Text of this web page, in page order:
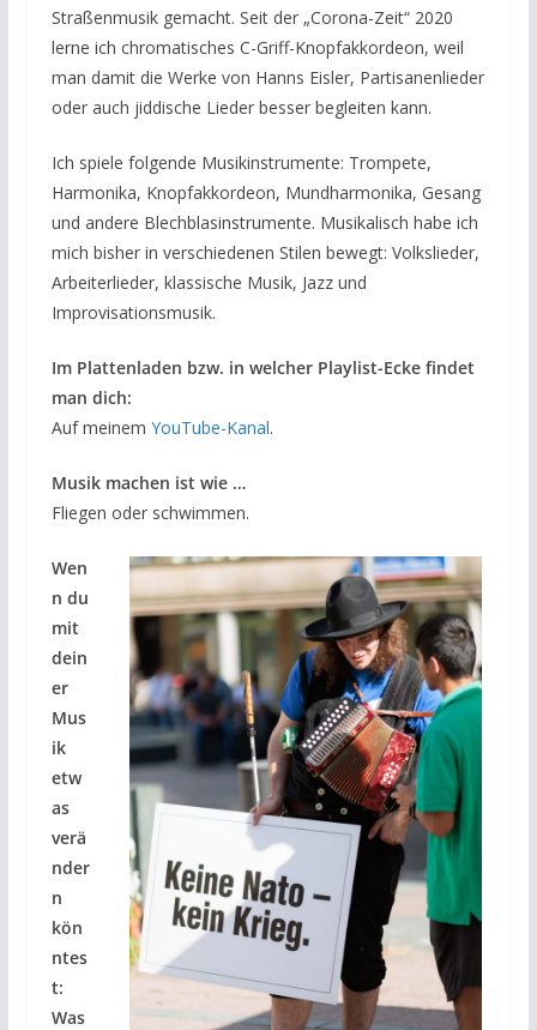
Straßenmusik gemacht. Seit der „Corona-Zeit“ 2020
lerne ich chromatisches C-Griff-Knopfakkordeon, weil
man damit die Werke von Hanns Eisler, Partisanenlieder
oder auch jiddische Lieder besser begleiten kann.
Ich spiele folgende Musikinstrumente: Trompete,
Harmonika, Knopfakkordeon, Mundharmonika, Gesang
und andere Blechblasinstrumente. Musikalisch habe ich
mich bisher in verschiedenen Stilen bewegt: Volkslieder,
Arbeiterlieder, klassische Musik, Jazz und
Improvisationsmusik.
Im Plattenladen bzw. in welcher Playlist-Ecke findet
man dich:
Auf meinem YouTube-Kanal.
Musik machen ist wie …
Fliegen oder schwimmen.
Wen
n du
mit
dein
er
Mus
ik
etw
as
verä
nder
n
kön
ntes
t:
Was